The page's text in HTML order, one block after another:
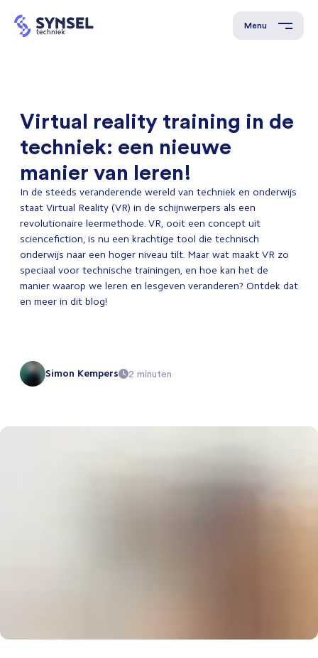
Menu
Virtual reality training in de
techniek: een nieuwe
manier van leren!
In de steeds veranderende wereld van techniek en onderwijs
staat Virtual Reality (VR) in de schijnwerpers als een
revolutionaire leermethode. VR, ooit een concept uit
sciencefiction, is nu een krachtige tool die technisch
onderwijs naar een hoger niveau tilt. Maar wat maakt VR zo
speciaal voor technische trainingen, en hoe kan het de
manier waarop we leren en lesgeven veranderen? Ontdek dat
en meer in dit blog!
Simon Kempers 2 minuten